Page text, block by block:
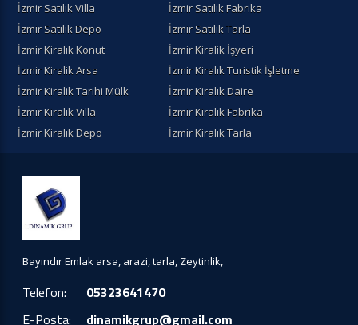
İzmir Satılık Villa
İzmir Satılık Fabrika
İzmir Satılık Depo
İzmir Satılık Tarla
İzmir Kiralık Konut
İzmir Kiralik İşyeri
İzmir Kiralik Arsa
İzmir Kiralık Turistik İşletme
İzmir Kiralik Tarihi Mülk
İzmir Kiralık Daire
İzmir Kiralık Villa
İzmir Kiralık Fabrika
İzmir Kiralık Depo
İzmir Kiralık Tarla
Bayındır Emlak arsa, arazi, tarla, Zeytinlik,
Telefon:
05323641470
E-Posta:
dinamikgrup@gmail.com